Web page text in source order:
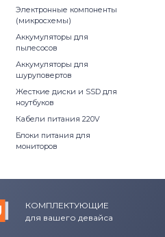
Электронные компоненты
(микросхемы)
Аккумуляторы для
пылесосов
Аккумуляторы для
шуруповертов
Жесткие диски и SSD для
ноутбуков
Кабели питания 220V
Блоки питания для
мониторов
КОМПЛЕКТУЮЩИЕ
для вашего девайса